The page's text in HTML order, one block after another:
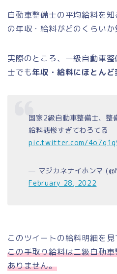
自動車整備士の平均給料を
の年収・給料がどのくらいか
実際のところ、一級自動車
士でも年収・給料にほとんど
国家2級自動車整備士、整
給料悲惨すぎてわろてる
pic.twitter.com/
— マジカネナイホンマ
February 28, 2022
このツイートの給料明細を見
この手取り給料は二級自動
ありません。